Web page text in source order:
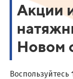
Акции
Новом
Воспользуйтесь